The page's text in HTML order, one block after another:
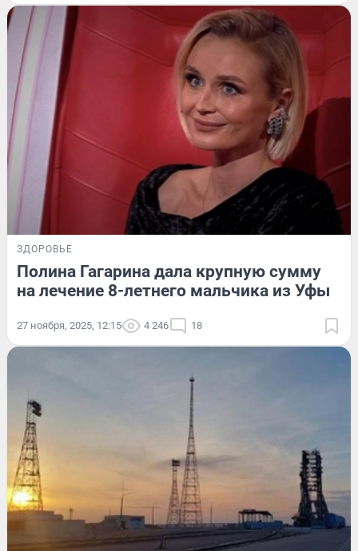
ЗДОРОВЬЕ
Полина Гагарина дала крупную сумму
на лечение 8-летнего мальчика из Уфы
27 ноября, 2025, 12:15 4 246 18